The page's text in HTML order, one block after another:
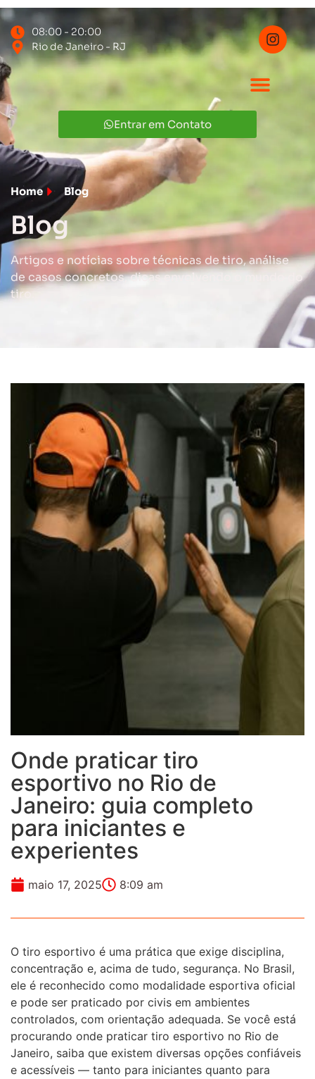
08:00 - 20:00
Rio de Janeiro - RJ
Entrar em Contato
Home Blog
Blog
Artigos e notícias sobre técnicas de tiro, análise
de casos concretos, dicas envolvendo o mundo do
tiro.
Onde praticar tiro
esportivo no Rio de
Janeiro: guia completo
para iniciantes e
experientes
maio 17, 2025 8:09 am
O tiro esportivo é uma prática que exige disciplina,
concentração e, acima de tudo, segurança. No Brasil,
ele é reconhecido como modalidade esportiva oficial
e pode ser praticado por civis em ambientes
controlados, com orientação adequada. Se você está
procurando onde praticar tiro esportivo no Rio de
Janeiro, saiba que existem diversas opções confiáveis
e acessíveis — tanto para iniciantes quanto para